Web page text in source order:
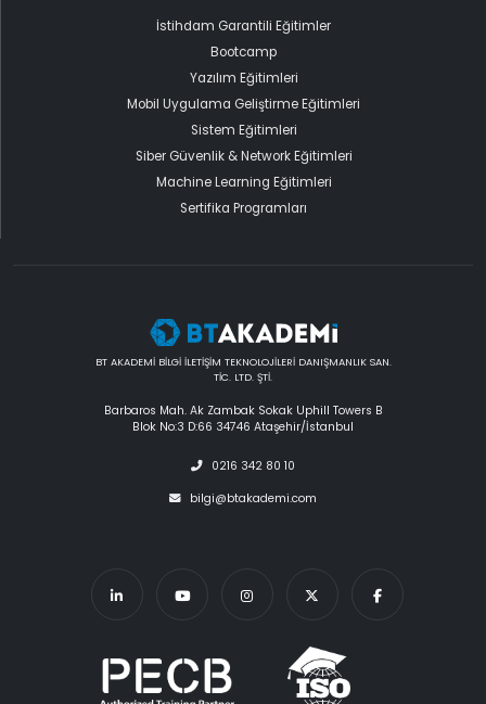
İstihdam Garantili Eğitimler
Bootcamp
Yazılım Eğitimleri
Mobil Uygulama Geliştirme Eğitimleri
Sistem Eğitimleri
Siber Güvenlik & Network Eğitimleri
Machine Learning Eğitimleri
Sertifika Programları
BT AKADEMİ BİLGİ İLETİŞİM TEKNOLOJİLERİ DANIŞMANLIK SAN.
TİC. LTD. ŞTİ.
Barbaros Mah. Ak Zambak Sokak Uphill Towers B
Blok No:3 D:66 34746 Ataşehir/İstanbul
0216 342 80 10
bilgi@btakademi.com